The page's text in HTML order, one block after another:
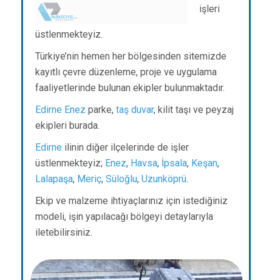
işleri
üstlenmekteyiz.
Türkiye’nin hemen her bölgesinden sitemizde
kayıtlı çevre düzenleme, proje ve uygulama
faaliyetlerinde bulunan ekipler bulunmaktadır.
Edirne Enez parke, taş duvar, kilit taşı ve peyzaj
ekipleri burada.
Edirne ilinin diğer ilçelerinde de işler
üstlenmekteyiz; Enez, Havsa, İpsala, Keşan,
Lalapaşa, Meriç, Süloğlu, Uzunköprü.
Ekip ve malzeme ihtiyaçlarınız için istediğiniz
modeli, işin yapılacağı bölgeyi detaylarıyla
iletebilirsiniz.